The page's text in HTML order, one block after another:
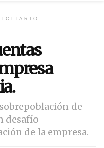
de
desafío
de la empresa.